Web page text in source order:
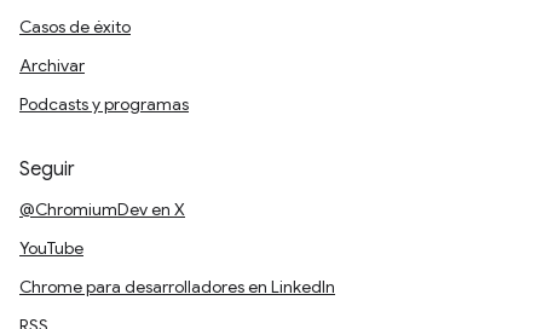
Casos de éxito
Archivar
Podcasts y programas
Seguir
@ChromiumDev en X
YouTube
Chrome para desarrolladores en LinkedIn